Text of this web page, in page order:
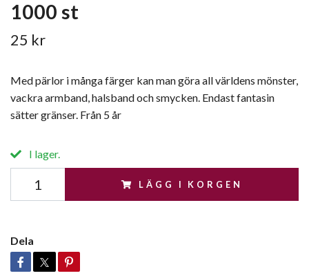
1000 st
25 kr
Med pärlor i många färger kan man göra all världens mönster,
vackra armband, halsband och smycken. Endast fantasin
sätter gränser. Från 5 år
I lager.
LÄGG I KORGEN
Dela